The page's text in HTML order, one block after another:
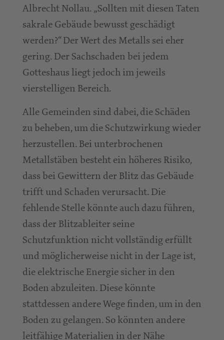
Albrecht Nollau. „Sollten mit diesen Taten
sakrale Gebäude bewusst geschädigt
werden?“ Der Wert des Metalls sei eher
gering. Der Sachschaden bei jedem
Gotteshaus liegt jedoch im jeweils
vierstelligen Bereich.
Alle Gemeinden sind dabei, die Schäden
zu beheben, um die Schutzwirkung wieder
herzustellen. Bei unterbrochenen
Metallstäben besteht ein höheres Risiko,
dass bei Gewittern der Blitz das Gebäude
trifft und Schaden verursacht. Die
fehlende Stelle könnte auch dazu führen,
dass der Blitzableiter seine
Schutzfunktion nicht vollständig erfüllt
und möglicherweise nicht in der Lage ist,
die elektrische Energie sicher in den
Boden abzuleiten. Diese könnte
stattdessen andere Wege finden, um in den
Boden zu gelangen. So könnten andere
leitfähige Materialien in der Nähe